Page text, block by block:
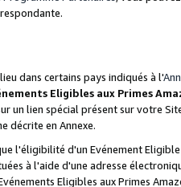
dans certains pays indiqués à l'
Eligibles aux Primes
un lien spécial présent sur votre
décrite en Annexe.
l'éligibilité d'un Evénement
à l'aide d'une adresse
Eligibles aux Primes